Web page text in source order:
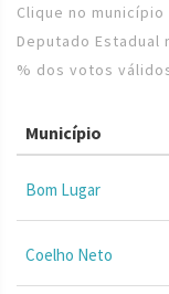
Clique no
Deputado Estadual
% dos votos
Município
Bom Lugar
Coelho Neto